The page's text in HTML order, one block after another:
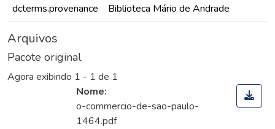
dcterms.provenance
Biblioteca Mário de Andrade
Arquivos
Pacote original
Agora exibindo 1 - 1 de 1
Nome:
o-commercio-de-sao-paulo-
1464.pdf